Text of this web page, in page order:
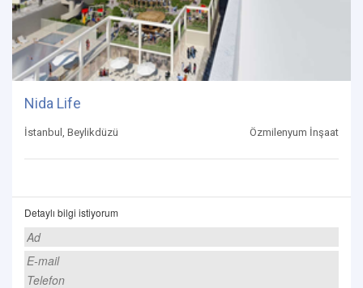
Nida Life
İstanbul, Beylikdüzü Özmilenyum İnşaat
Detaylı bilgi istiyorum